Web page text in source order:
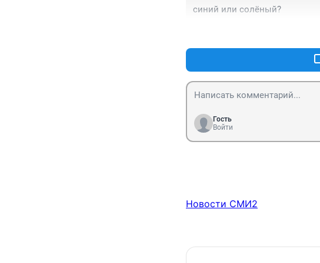
синий или солёный?
Гость
Войти
Новости СМИ2